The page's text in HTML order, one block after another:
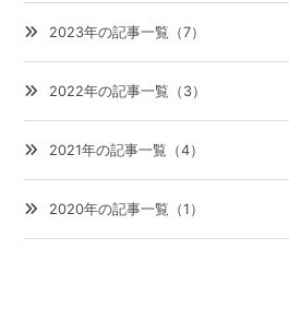
2023年の記事一覧（7）
2022年の記事一覧（3）
2021年の記事一覧（4）
2020年の記事一覧（1）